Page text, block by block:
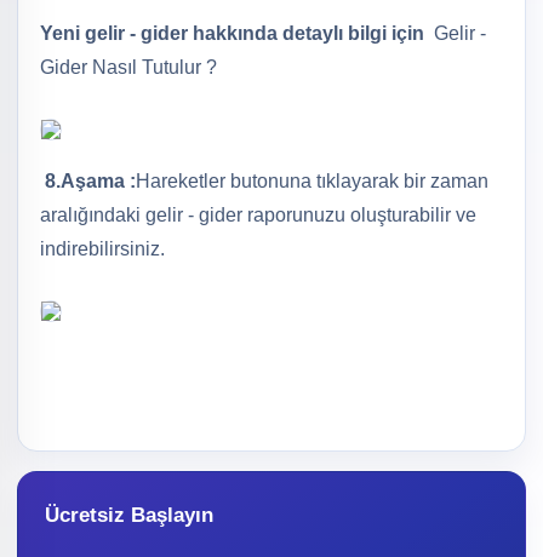
Yeni gelir - gider hakkında detaylı bilgi için Gelir -
Gider Nasıl Tutulur ?
8.Aşama :Hareketler butonuna tıklayarak bir zaman
aralığındaki gelir - gider raporunuzu oluşturabilir ve
indirebilirsiniz.
Ücretsiz Başlayın